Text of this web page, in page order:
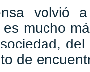
volvió
es mucho
de